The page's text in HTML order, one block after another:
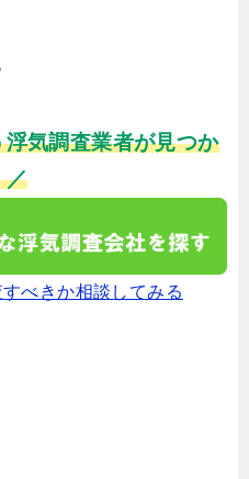
気調査業者が見つか
／
べきか相談してみる